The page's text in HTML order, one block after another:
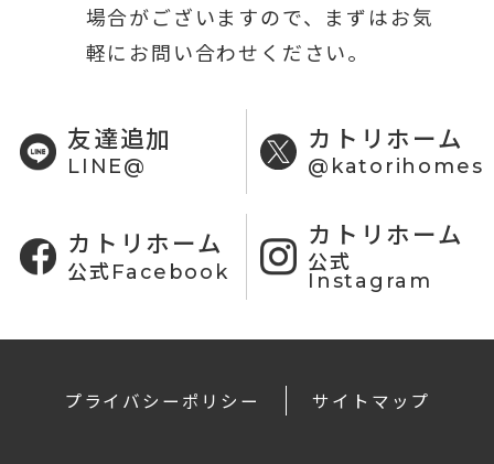
場合がございますので、まずはお気
軽にお問い合わせください。
友達追加
LINE@
カトリホーム
@katorihomes
カトリホーム
公式Facebook
カトリホーム
公式
Instagram
プライバシーポリシー サイトマップ